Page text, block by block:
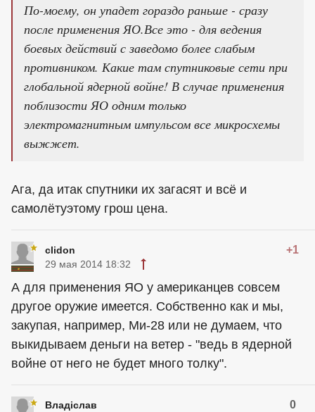
По-моему, он упадет гораздо раньше - сразу
после применения ЯО.Все это - для ведения
боевых действий с заведомо более слабым
противником. Какие там спутниковые сети при
глобальной ядерной войне! В случае применения
поблизости ЯО одним только
электромагнитным импульсом все микросхемы
выжжет.
Ага, да итак спутники их загасят и всё и
самолётуэтому грош цена.
clidon +1
29 мая 2014 18:32
А для применения ЯО у американцев совсем
другое оружие имеется. Собственно как и мы,
закупая, например, Ми-28 или не думаем, что
выкидываем деньги на ветер - "ведь в ядерной
войне от него не будет много толку".
Владiслав 0